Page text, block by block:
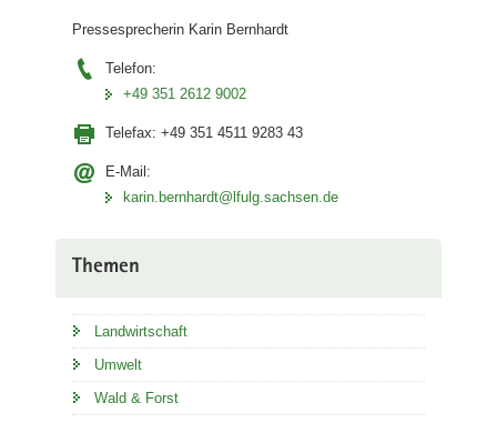
Pressesprecherin Karin Bernhardt
Telefon:
+49 351 2612 9002
Telefax: +49 351 4511 9283 43
E-Mail:
karin.bernhardt@lfulg.sachsen.de
Themen
Landwirtschaft
Umwelt
Wald & Forst